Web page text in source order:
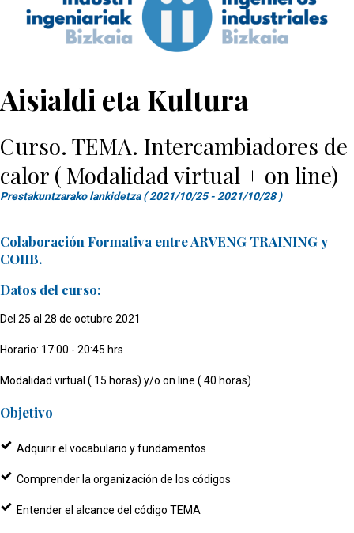
Aisialdi eta Kultura
Curso. TEMA. Intercambiadores de
calor ( Modalidad virtual + on line)
Prestakuntzarako lankidetza ( 2021/10/25 - 2021/10/28 )
Colaboración Formativa entre ARVENG TRAINING y
COIIB.
Datos del curso:
Del 25 al 28 de octubre 2021
Horario: 17:00 - 20:45 hrs
Modalidad virtual ( 15 horas) y/o on line ( 40 horas)
Objetivo
Adquirir el vocabulario y fundamentos
Comprender la organización de los códigos
Entender el alcance del código TEMA